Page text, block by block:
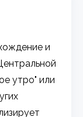
и
утро" или